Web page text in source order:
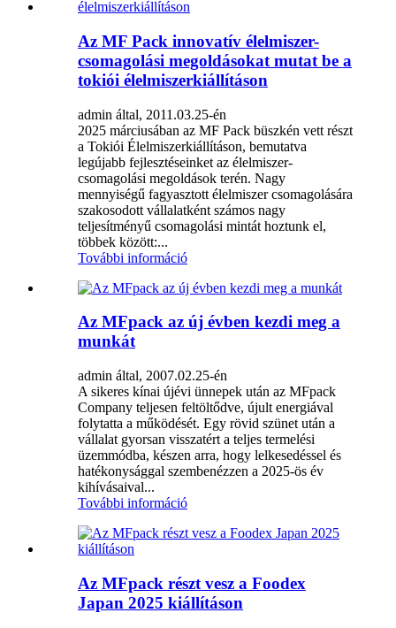
Az MF Pack innovatív élelmiszer-
csomagolási megoldásokat mutat be a
tokiói élelmiszerkiállításon
admin által, 2011.03.25-én
2025 márciusában az MF Pack büszkén vett részt
a Tokiói Élelmiszerkiállításon, bemutatva
legújabb fejlesztéseinket az élelmiszer-
csomagolási megoldások terén. Nagy
mennyiségű fagyasztott élelmiszer csomagolására
szakosodott vállalatként számos nagy
teljesítményű csomagolási mintát hoztunk el,
többek között:...
További információ
Az MFpack az új évben kezdi meg a
munkát
admin által, 2007.02.25-én
A sikeres kínai újévi ünnepek után az MFpack
Company teljesen feltöltődve, újult energiával
folytatta a működését. Egy rövid szünet után a
vállalat gyorsan visszatért a teljes termelési
üzemmódba, készen arra, hogy lelkesedéssel és
hatékonysággal szembenézzen a 2025-ös év
kihívásaival...
További információ
Az MFpack részt vesz a Foodex
Japan 2025 kiállításon